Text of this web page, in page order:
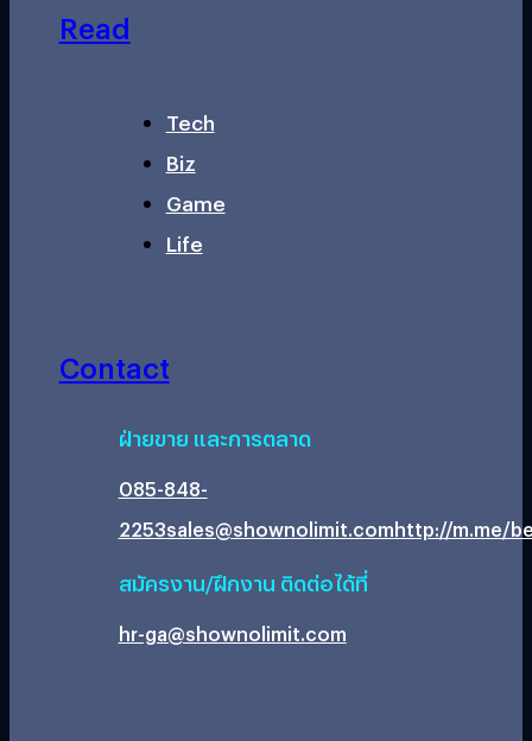
Read
Tech
Biz
Game
Life
Contact
ฝ่ายขาย และการตลาด
085-848-
2253sales@shownolimit.comhttp://m.me/
สมัครงาน/ฝึกงาน ติดต่อได้ที่
hr-ga@shownolimit.com